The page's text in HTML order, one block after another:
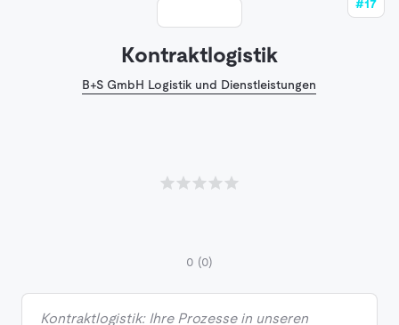
#17
Kontraktlogistik
B+S GmbH Logistik und Dienstleistungen
0 (0)
Kontraktlogistik: Ihre Prozesse in unseren